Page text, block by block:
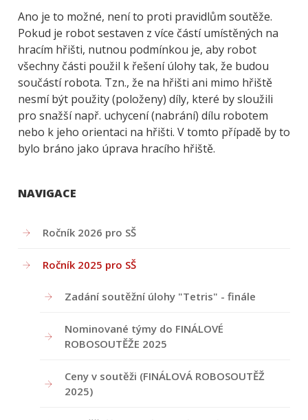
Ano je to možné, není to proti pravidlům soutěže.
Pokud je robot sestaven z více částí umístěných na
hracím hřišti, nutnou podmínkou je, aby robot
všechny části použil k řešení úlohy tak, že budou
součástí robota. Tzn., že na hřišti ani mimo hřiště
nesmí být použity (položeny) díly, které by sloužili
pro snažší např. uchycení (nabrání) dílu robotem
nebo k jeho orientaci na hřišti. V tomto případě by to
bylo bráno jako úprava hracího hřiště.
NAVIGACE
Ročník 2026 pro SŠ
Ročník 2025 pro SŠ
Zadání soutěžní úlohy "Tetris" - finále
Nominované týmy do FINÁLOVÉ
ROBOSOUTĚŽE 2025
Ceny v soutěži (FINÁLOVÁ ROBOSOUTĚŽ
2025)